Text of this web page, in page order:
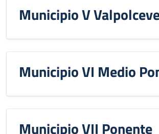
Municipio V
Municipio VI Medio
Municipio VII Ponente